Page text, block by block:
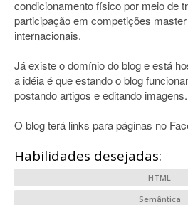
condicionamento físico por meio de
participação em competições
internacionais.
Já existe o domínio do blog e está
a idéia é que estando o blog
postando artigos e editando imagens.
O blog terá links para páginas no
Habilidades desejadas:
HTML
Semântica